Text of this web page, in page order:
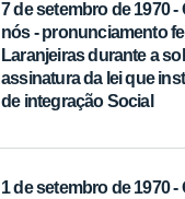
7 de setembro de 1970
nós - pronunciamento
Laranjeiras durante a
assinatura da lei que
de integração Social
1 de setembro de 1970